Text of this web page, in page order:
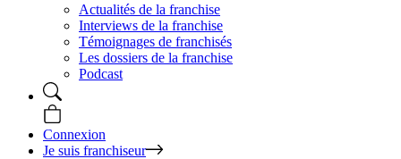
Actualités de la franchise
Interviews de la franchise
Témoignages de franchisés
Les dossiers de la franchise
Podcast
Connexion
Je suis franchiseur